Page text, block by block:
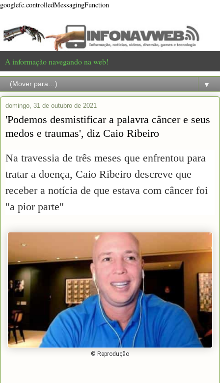
googlefc.controlledMessagingFunction
A informação navegando na web!
▼
domingo, 31 de outubro de 2021
'Podemos desmistificar a palavra câncer e seus
medos e traumas', diz Caio Ribeiro
Na travessia de três meses que enfrentou para
tratar a doença, Caio Ribeiro descreve que
receber a notícia de que estava com câncer foi
"a pior parte"
© Reprodução